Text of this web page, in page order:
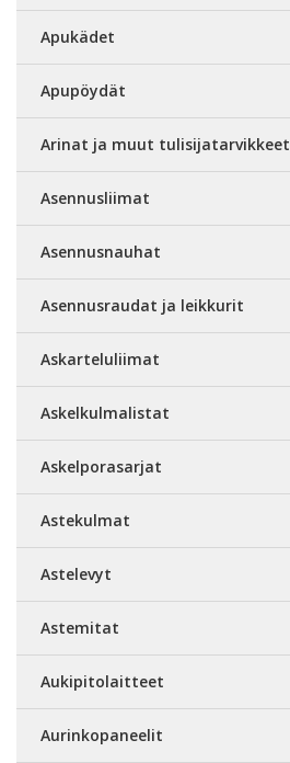
Apukädet
Apupöydät
Arinat ja muut tulisijatarvikkeet
Asennusliimat
Asennusnauhat
Asennusraudat ja leikkurit
Askarteluliimat
Askelkulmalistat
Askelporasarjat
Astekulmat
Astelevyt
Astemitat
Aukipitolaitteet
Aurinkopaneelit